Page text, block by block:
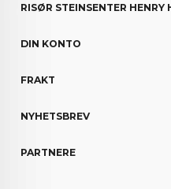
RISØR STEINSENTER HENRY
DIN KONTO
FRAKT
NYHETSBREV
PARTNERE